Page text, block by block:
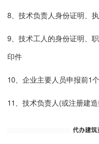
8、技术负责人身份证明、
9、技术工人的身份证明、
印件
10、企业主要人员申报前1
11、技术负责人(或注册建